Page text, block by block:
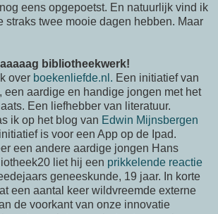
eens opgepoetst. En natuurlijk vind ik
straks twee mooie dagen hebben. Maar
bibliotheekwerk!
over boekenliefde.nl. Een initiatief van
een aardige en handige jongen met het
Een liefhebber van literatuur.
ik op het blog van Edwin Mijnsbergen
is voor een App op de Ipad.
een andere aardige jongen Hans
liet hij een prikkelende reactie
geneeskunde, 19 jaar. In korte
een aantal keer wildvreemde externe
de voorkant van onze innovatie